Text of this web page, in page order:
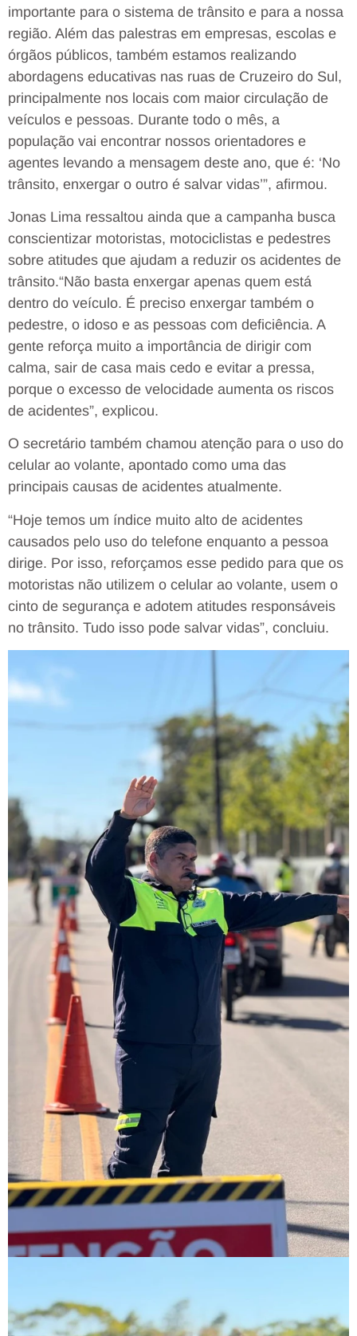
importante para o sistema de trânsito e para a nossa
região. Além das palestras em empresas, escolas e
órgãos públicos, também estamos realizando
abordagens educativas nas ruas de Cruzeiro do Sul,
principalmente nos locais com maior circulação de
veículos e pessoas. Durante todo o mês, a
população vai encontrar nossos orientadores e
agentes levando a mensagem deste ano, que é: ‘No
trânsito, enxergar o outro é salvar vidas’”, afirmou.
Jonas Lima ressaltou ainda que a campanha busca
conscientizar motoristas, motociclistas e pedestres
sobre atitudes que ajudam a reduzir os acidentes de
trânsito.“Não basta enxergar apenas quem está
dentro do veículo. É preciso enxergar também o
pedestre, o idoso e as pessoas com deficiência. A
gente reforça muito a importância de dirigir com
calma, sair de casa mais cedo e evitar a pressa,
porque o excesso de velocidade aumenta os riscos
de acidentes”, explicou.
O secretário também chamou atenção para o uso do
celular ao volante, apontado como uma das
principais causas de acidentes atualmente.
“Hoje temos um índice muito alto de acidentes
causados pelo uso do telefone enquanto a pessoa
dirige. Por isso, reforçamos esse pedido para que os
motoristas não utilizem o celular ao volante, usem o
cinto de segurança e adotem atitudes responsáveis
no trânsito. Tudo isso pode salvar vidas”, concluiu.